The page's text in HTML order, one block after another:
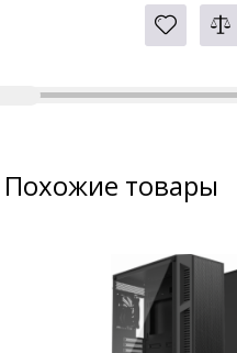
Похожие товары